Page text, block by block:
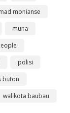
monianse
muna
polisi
buton
walikota baubau